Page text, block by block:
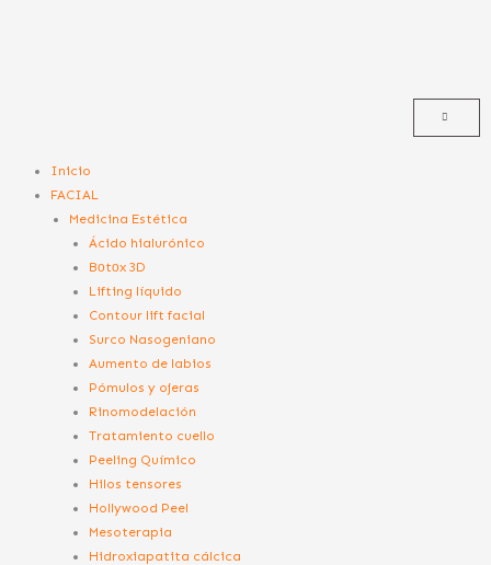
Inicio
FACIAL
Medicina Estética
Ácido hialurónico
Bоtоx 3D
Lifting líquido
Contour lift facial
Surco Nasogeniano
Aumento de labios
Pómulos y ojeras
Rinomodelación
Tratamiento cuello
Peeling Químico
Hilos tensores
Hollywood Peel
Mesoterapia
Hidroxiapatita cálcica
Menú